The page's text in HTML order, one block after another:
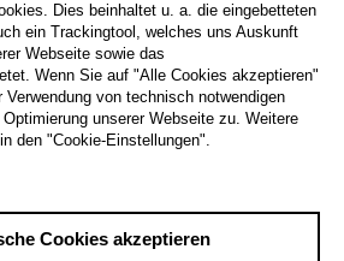
Dies beinhaltet u. a. die eingebetteten
ein Trackingtool, welches uns Auskunft
Webseite sowie das
Wenn Sie auf "Alle Cookies akzeptieren"
von technisch notwendigen
unserer Webseite zu. Weitere
den "Cookie-Einstellungen".
Cookies akzeptieren